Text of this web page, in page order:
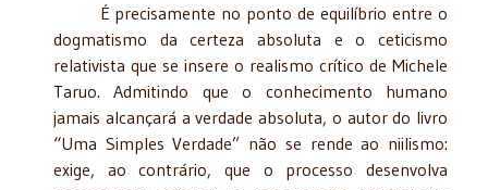
É precisamente no ponto de equilíbrio entre o
dogmatismo da certeza absoluta e o ceticismo
relativista que se insere o realismo crítico de Michele
Taruo. Admitindo que o conhecimento humano
jamais alcançará a verdade absoluta, o autor do livro
“Uma Simples Verdade” não se rende ao niilismo:
exige, ao contrário, que o processo desenvolva